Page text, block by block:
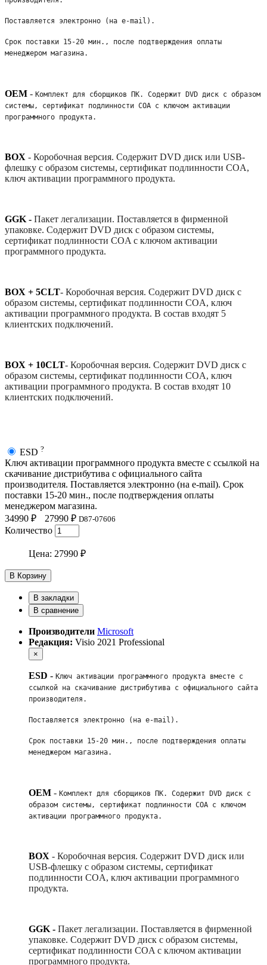
Поставляется электронно (на e-mail).
Срок поставки 15-20 мин., после подтверждения оплаты
менеджером магазина.
OEM - Комплект для сборщиков ПК. Содержит DVD диск с образом
системы, сертификат подлинности COA с ключом активации
программного продукта.
BOX - Коробочная версия. Содержит DVD диск или USB-
флешку с образом системы, сертификат подлинности COA,
ключ активации программного продукта.
GGK - Пакет легализации. Поставляется в фирменной
упаковке. Содержит DVD диск с образом системы,
сертификат подлинности COA с ключом активации
программного продукта.
BOX + 5CLT- Коробочная версия. Содержит DVD диск с
образом системы, сертификат подлинности COA, ключ
активации программного продукта. В состав входят 5
клиентских подключений.
BOX + 10CLT- Коробочная версия. Содержит DVD диск с
образом системы, сертификат подлинности COA, ключ
активации программного продукта. В состав входят 10
клиентских подключений.
ESD ?
Ключ активации программного продукта вместе с ссылкой на
скачивание дистрибутива с официального сайта
производителя. Поставляется электронно (на e-mail). Срок
поставки 15-20 мин., после подтверждения оплаты
менеджером магазина.
34990 ₽
27990 ₽ D87-07606
Количество
Цена: 27990 ₽
В Корзину
В закладки
В сравнение
Производители Microsoft
Редакция: Visio 2021 Professional
×
ESD - Ключ активации программного продукта вместе с
ссылкой на скачивание дистрибутива с официального сайта
производителя.
Поставляется электронно (на e-mail).
Срок поставки 15-20 мин., после подтверждения оплаты
менеджером магазина.
OEM - Комплект для сборщиков ПК. Содержит DVD диск с
образом системы, сертификат подлинности COA с ключом
активации программного продукта.
BOX - Коробочная версия. Содержит DVD диск или
USB-флешку с образом системы, сертификат
подлинности COA, ключ активации программного
продукта.
GGK - Пакет легализации. Поставляется в фирменной
упаковке. Содержит DVD диск с образом системы,
сертификат подлинности COA с ключом активации
программного продукта.